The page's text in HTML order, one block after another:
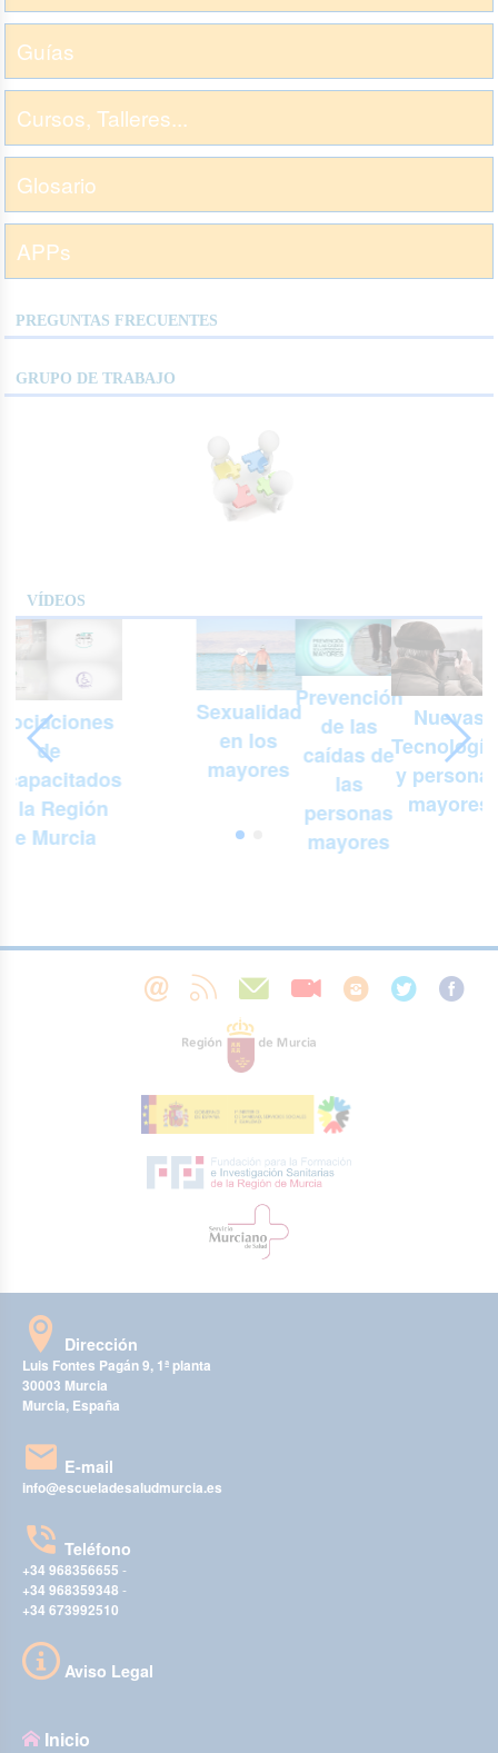
Guías
Cursos, Talleres...
Glosario
APPs
PREGUNTAS FRECUENTES
GRUPO DE TRABAJO
VÍDEOS
de
la Región
de Murcia
Sexualidad
en los
mayores
Prevención
de las
caídas de
las
personas
mayores
Nuevas
y
mayores
Dirección
Luis Fontes Pagán 9, 1ª planta
30003 Murcia
Murcia, España
E-mail
info@escueladesaludmurcia.es
Teléfono
+34 968356655 -
+34 968359348 -
+34 673992510
Aviso Legal
Inicio